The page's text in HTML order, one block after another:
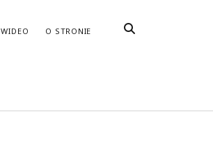
WIDEO O STRONIE